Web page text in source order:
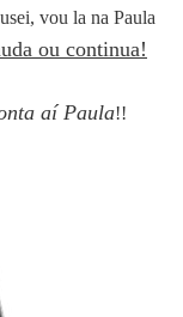
vou la na Paula
ou continua!
aí Paula!!